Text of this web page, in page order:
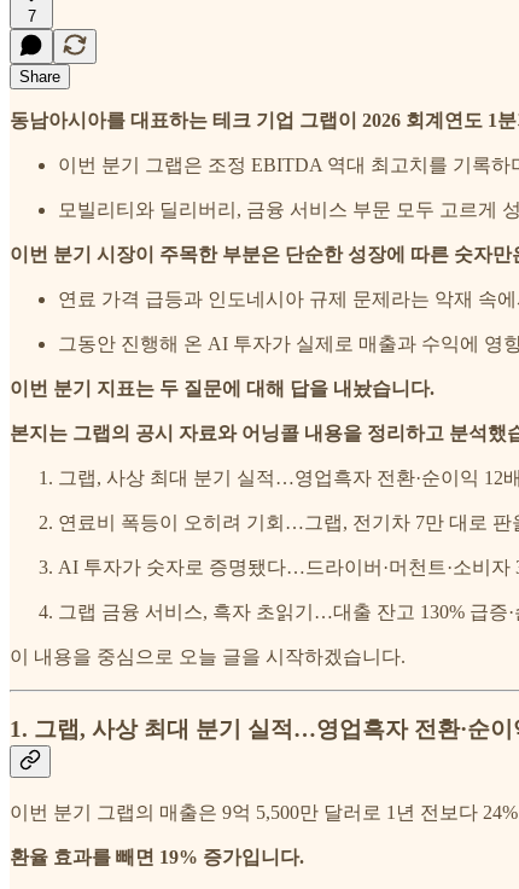
7
Share
동남아시아를 대표하는 테크 기업 그랩이 2026 회계연도 1
이번 분기 그랩은 조정 EBITDA 역대 최고치를 기록
모빌리티와 딜리버리, 금융 서비스 부문 모두 고르게
이번 분기 시장이 주목한 부분은 단순한 성장에 따른 숫자만
연료 가격 급등과 인도네시아 규제 문제라는 악재 속
그동안 진행해 온 AI 투자가 실제로 매출과 수익에 영
이번 분기 지표는 두 질문에 대해 답을 내놨습니다.
본지는 그랩의 공시 자료와 어닝콜 내용을 정리하고 분석했
그랩, 사상 최대 분기 실적…영업흑자 전환·순이익 12
연료비 폭등이 오히려 기회…그랩, 전기차 7만 대로 판
AI 투자가 숫자로 증명됐다…드라이버·머천트·소비자
그랩 금융 서비스, 흑자 초읽기…대출 잔고 130% 급증·
이 내용을 중심으로 오늘 글을 시작하겠습니다.
1. 그랩, 사상 최대 분기 실적…영업흑자 전환·순이
이번 분기 그랩의 매출은 9억 5,500만 달러로 1년 전보다
환율 효과를 빼면 19% 증가입니다.